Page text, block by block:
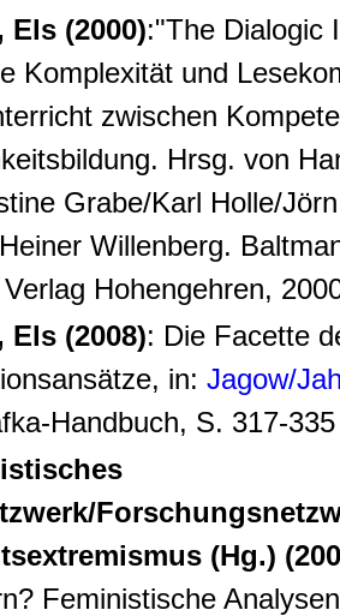
(2000):"The Dialogic
Komplexität und
zwischen
Hrsg. von
Grabe/Karl Holle/Jörn
Willenberg.
Hohengehren,
(2008): Die Facette
in: Jagow/
Handbuch, S. 317-335
(Hg.)
Feministische